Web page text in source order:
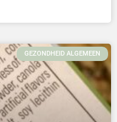
GEZONDHEID ALGEMEEN